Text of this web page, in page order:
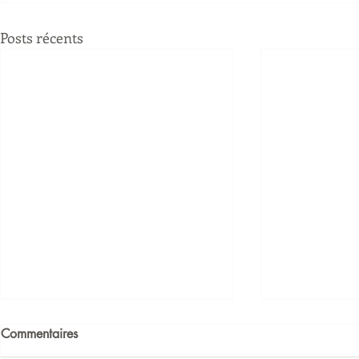
Posts récents
Commentaires